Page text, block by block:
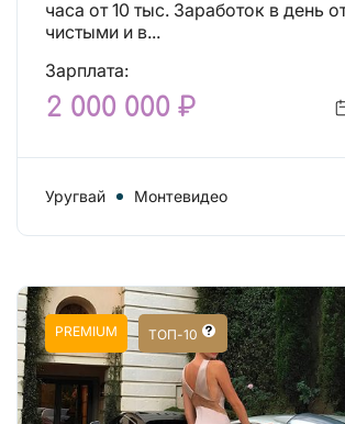
часа от 10 тыс. Заработок в день от 40 тыс
чистыми и в...
Зарплата:
2 000 000 ₽
Уругвай Монтевидео
PREMIUM ТОП-10